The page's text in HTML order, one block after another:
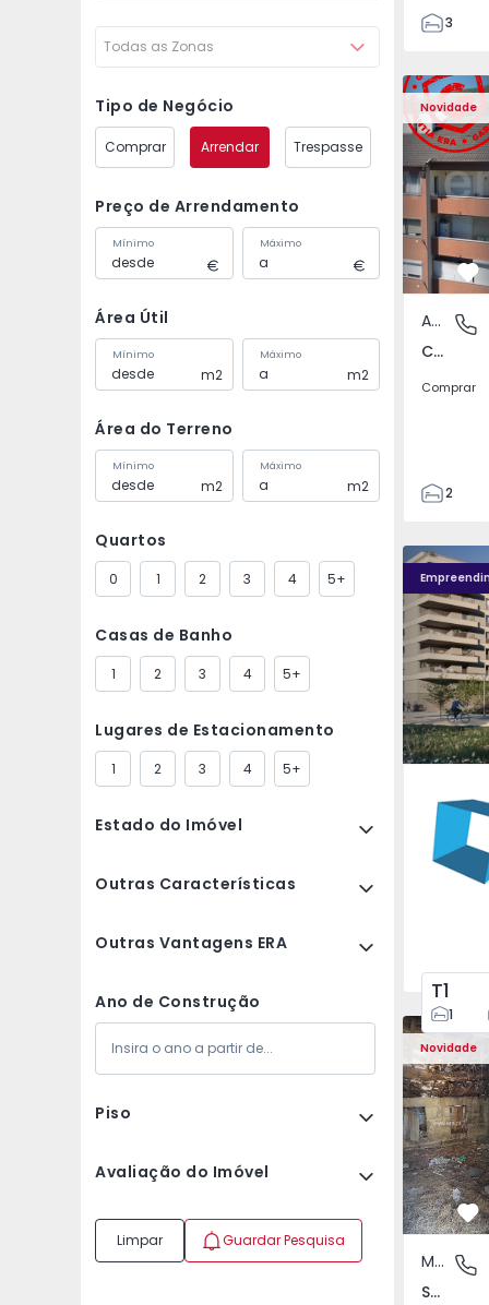
Todas as Zonas
Tipo de Negócio
Comprar Arrendar Trespasse
Preço de Arrendamento
Mínimo Máximo
Área Útil
Mínimo
m2
Máximo
m2
Área do Terreno
Mínimo
m2
Máximo
m2
Quartos
0 1 2 3 4 5+
Casas de Banho
1 2 3 4 5+
Lugares de Estacionamento
1 2 3 4 5+
Estado do Imóvel
Outras Características
Outras Vantagens ERA
Ano de Construção
Piso
Avaliação do Imóvel
Limpar Guardar Pesquisa
3
138
153
2
Novidade
Apartamento T2
Covilhã
Apartamento
Covilhã e Canhoso, Castelo Branco
Comprar
2
85
85
0
4
Fachada PLENO JARDIM - 4Fachada
Águas
T1
1
Novidade
Moradia
São
Moradia Rústica
São Tomé do Castelo e Justes, Vila Real